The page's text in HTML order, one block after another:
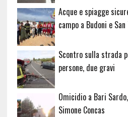
Acque e spiagge
campo a Budoni e
Scontro sulla strada
persone, due gravi
Omicidio a Bari
Simone Concas